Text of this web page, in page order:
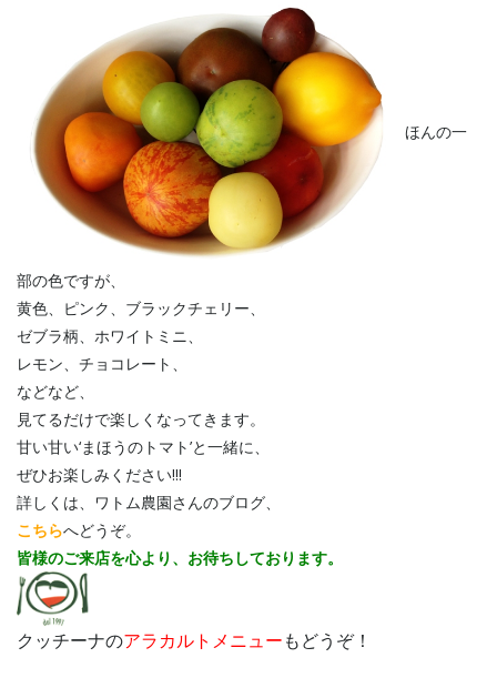
ほんの一
部の色ですが、
黄色、ピンク、ブラックチェリー、
ゼブラ柄、ホワイトミニ、
レモン、チョコレート、
などなど、
見てるだけで楽しくなってきます。
甘い甘い‘まほうのトマト’と一緒に、
ぜひお楽しみください!!!
詳しくは、ワトム農園さんのブログ、
こちらへどうぞ。
皆様のご来店を心より、お待ちしております。
クッチーナのアラカルトメニューもどうぞ！